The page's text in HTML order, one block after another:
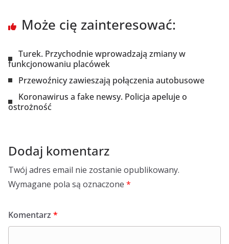
Może cię zainteresować:
Turek. Przychodnie wprowadzają zmiany w
funkcjonowaniu placówek
Przewoźnicy zawieszają połączenia autobusowe
Koronawirus a fake newsy. Policja apeluje o
ostrożność
Dodaj komentarz
Twój adres email nie zostanie opublikowany.
Wymagane pola są oznaczone *
Komentarz *